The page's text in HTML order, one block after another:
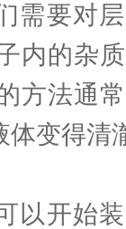
要对层
内的杂
方法通
体变得清
开始装